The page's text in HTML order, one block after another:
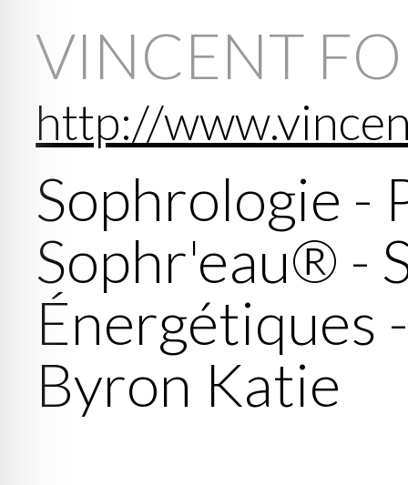
VINCENT
http://
Sophrologie -
Sophr'eau® -
Énergétiques
Byron Katie